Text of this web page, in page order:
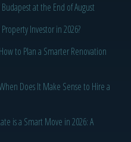
at the End of August
Investor in 2026?
to Plan a Smarter Renovation
Does It Make Sense to Hire a
is a Smart Move in 2026: A